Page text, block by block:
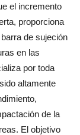
el incremento
proporciona
de sujeción
en las
por toda
altamente
de la
El objetivo